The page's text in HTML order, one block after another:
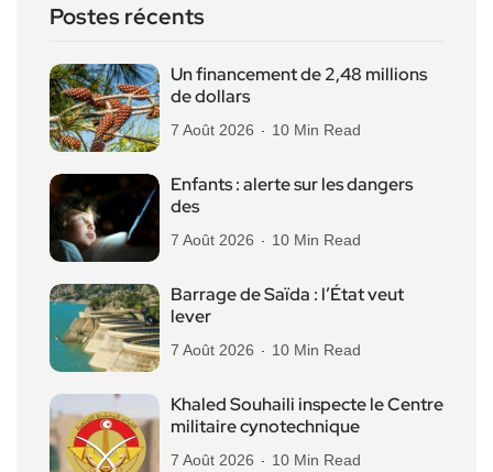
Postes récents
Un financement de 2,48 millions
de dollars
7 Août 2026 10 Min Read
Enfants : alerte sur les dangers
des
7 Août 2026 10 Min Read
Barrage de Saïda : l’État veut
lever
7 Août 2026 10 Min Read
Khaled Souhaili inspecte le Centre
militaire cynotechnique
7 Août 2026 10 Min Read